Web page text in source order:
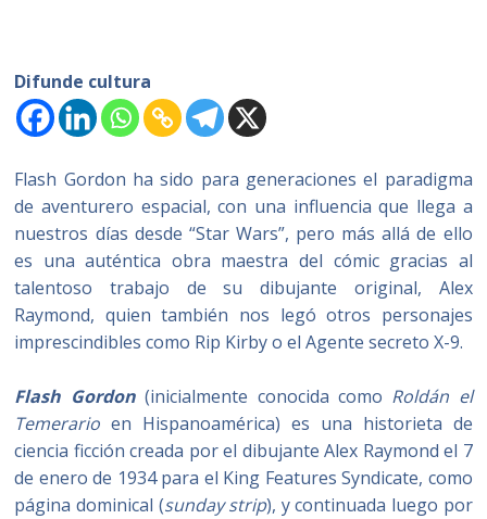
Difunde cultura
Flash Gordon ha sido para generaciones el paradigma
de aventurero espacial, con una influencia que llega a
nuestros días desde “Star Wars”, pero más allá de ello
es una auténtica obra maestra del cómic gracias al
talentoso trabajo de su dibujante original, Alex
Raymond, quien también nos legó otros personajes
imprescindibles como Rip Kirby o el Agente secreto X-9.
Flash Gordon(inicialmente conocida como Roldán el
Temerario en Hispanoamérica)​ es una historieta de
ciencia ficción creada por el dibujante Alex Raymond el 7
de enero de 1934 para el King Features Syndicate, como
página dominical (sunday strip), y continuada luego por